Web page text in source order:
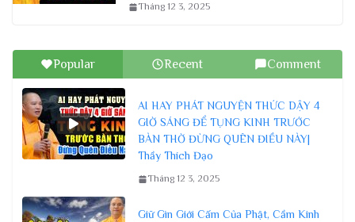
Tháng 12 3, 2025
Popular Recent Comment
AI HAY PHÁT NGUYỆN THỨC DẬY 4
GIỜ SÁNG ĐỂ TỤNG KINH TRƯỚC
BÀN THỜ ĐỪNG QUÊN ĐIỀU NÀY|
Thầy Thích Đạo
Tháng 12 3, 2025
Giữ Gìn Giới Cấm Của Phật, Cầm Kinh